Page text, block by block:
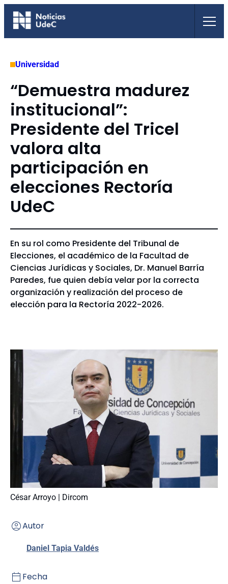
Saltar
Universidad
“Demuestra madurez
institucional”:
Presidente del Tricel
valora alta
participación en
elecciones Rectoría
UdeC
En su rol como Presidente del Tribunal de
Elecciones, el académico de la Facultad de
Ciencias Jurídicas y Sociales, Dr. Manuel Barría
Paredes, fue quien debía velar por la correcta
organización y realización del proceso de
elección para la Rectoría 2022-2026.
César Arroyo | Dircom
Autor
Daniel Tapia Valdés
Fecha